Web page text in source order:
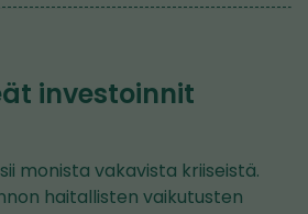
investoinnit
monista vakavista kriiseistä.
haitallisten vaikutusten